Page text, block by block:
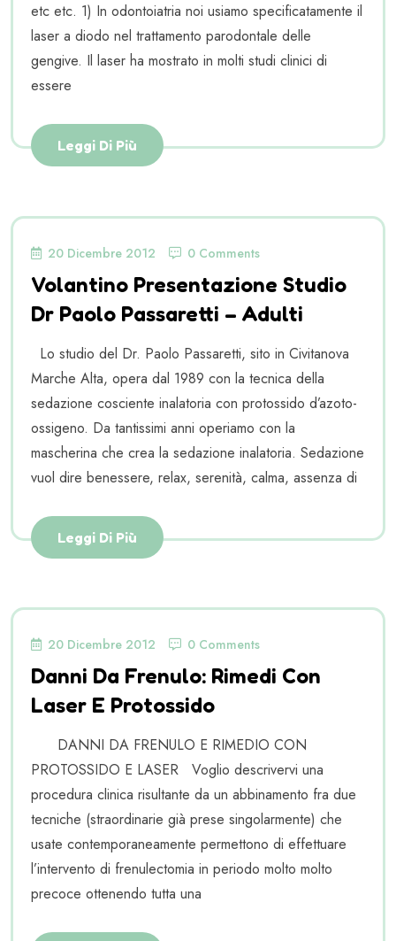
etc etc. 1) In odontoiatria noi usiamo specificatamente il
laser a diodo nel trattamento parodontale delle
gengive. Il laser ha mostrato in molti studi clinici di
essere
Leggi Di Più
20 Dicembre 2012 0 Comments
Volantino Presentazione Studio
Dr Paolo Passaretti – Adulti
Lo studio del Dr. Paolo Passaretti, sito in Civitanova
Marche Alta, opera dal 1989 con la tecnica della
sedazione cosciente inalatoria con protossido d’azoto-
ossigeno. Da tantissimi anni operiamo con la
mascherina che crea la sedazione inalatoria. Sedazione
vuol dire benessere, relax, serenità, calma, assenza di
Leggi Di Più
20 Dicembre 2012 0 Comments
Danni Da Frenulo: Rimedi Con
Laser E Protossido
DANNI DA FRENULO E RIMEDIO CON
PROTOSSIDO E LASER Voglio descrivervi una
procedura clinica risultante da un abbinamento fra due
tecniche (straordinarie già prese singolarmente) che
usate contemporaneamente permettono di effettuare
l’intervento di frenulectomia in periodo molto molto
precoce ottenendo tutta una